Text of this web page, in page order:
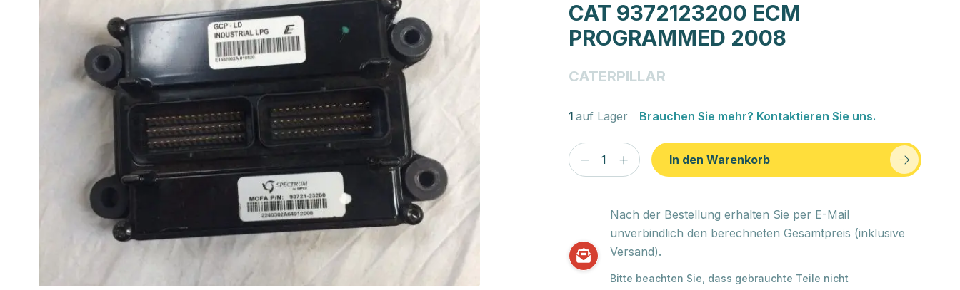
CAT 9372123200 ECM
PROGRAMMED 2008
CATERPILLAR
1 auf Lager Brauchen Sie mehr? Kontaktieren Sie uns.
In den Warenkorb
Nach der Bestellung erhalten Sie per E-Mail
unverbindlich den berechneten Gesamtpreis (inklusive
Versand).
Bitte beachten Sie, dass gebrauchte Teile nicht